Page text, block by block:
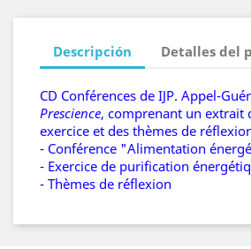
Descripción Detalles del
CD Conférences de IJP. Appel-
Prescience, comprenant un extrait
exercice et des thèmes de
- Conférence "Alimentation
- Exercice de purification
- Thèmes de réflexion